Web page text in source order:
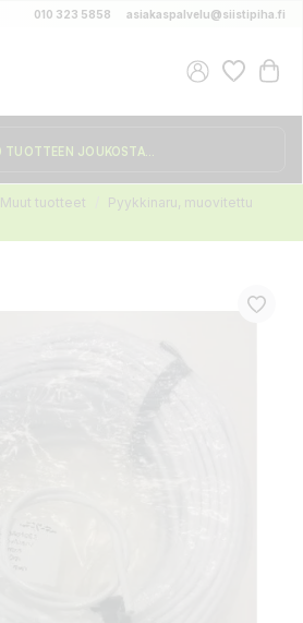
010 323 5858 asiakaspalvelu@siistipiha.fi
Muut tuotteet
Pyykkinaru, muovitettu